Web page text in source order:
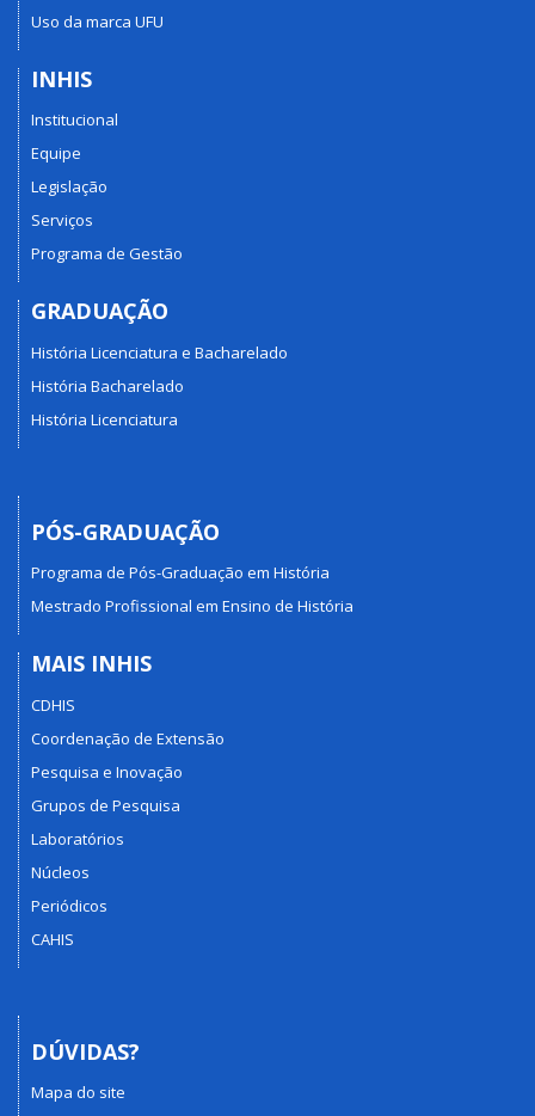
Uso da marca UFU
INHIS
Institucional
Equipe
Legislação
Serviços
Programa de Gestão
GRADUAÇÃO
História Licenciatura e Bacharelado
História Bacharelado
História Licenciatura
PÓS-GRADUAÇÃO
Programa de Pós-Graduação em História
Mestrado Profissional em Ensino de História
MAIS INHIS
CDHIS
Coordenação de Extensão
Pesquisa e Inovação
Grupos de Pesquisa
Laboratórios
Núcleos
Periódicos
CAHIS
DÚVIDAS?
Mapa do site